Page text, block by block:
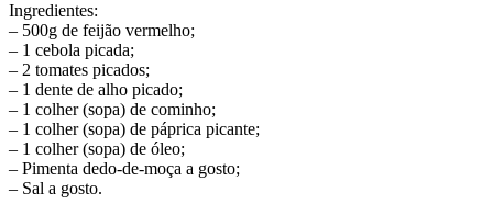
Ingredientes:
– 500g de feijão vermelho;
– 1 cebola picada;
– 2 tomates picados;
– 1 dente de alho picado;
– 1 colher (sopa) de cominho;
– 1 colher (sopa) de páprica picante;
– 1 colher (sopa) de óleo;
– Pimenta dedo-de-moça a gosto;
– Sal a gosto.